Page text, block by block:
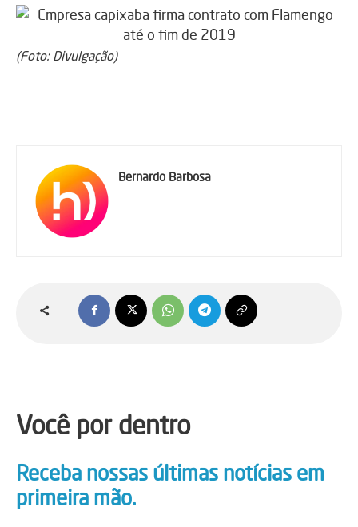
(Foto: Divulgação)
Bernardo Barbosa
Você por dentro
Receba nossas últimas notícias em
primeira mão.